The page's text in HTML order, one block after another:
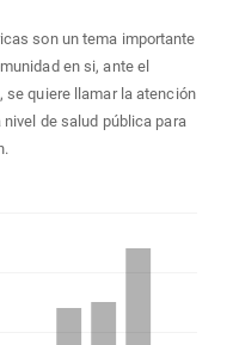
son un tema importante
en si, ante el
quiere llamar la atención
de salud pública para